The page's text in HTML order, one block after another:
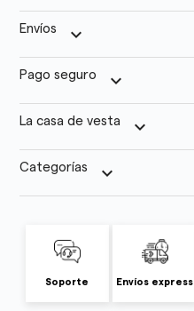
Envíos keyboard_arrow_down
Pago seguro keyboard_arrow_down
La casa de vesta keyboard_arrow_down
Categorías keyboard_arrow_down
Soporte Envíos express